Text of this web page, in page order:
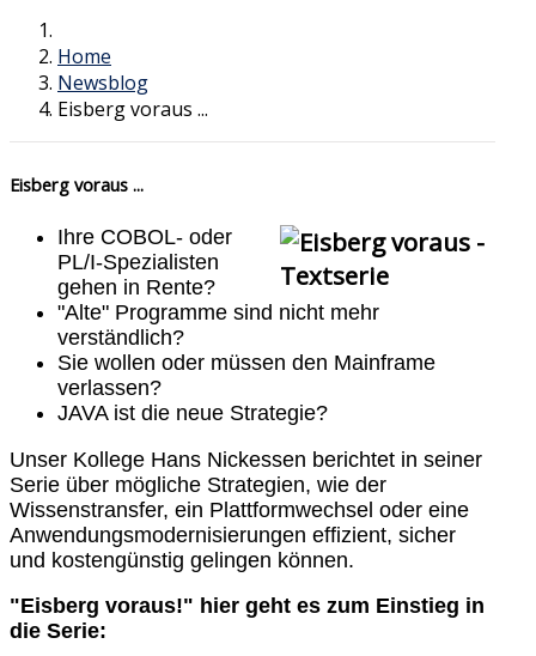
Home
Newsblog
Eisberg voraus ...
Eisberg voraus ...
Ihre COBOL- oder
PL/I-Spezialisten
gehen in Rente?
"Alte" Programme sind nicht mehr
verständlich?
Sie wollen oder müssen den Mainframe
verlassen?
JAVA ist die neue Strategie?
Unser Kollege Hans Nickessen berichtet in seiner
Serie über mögliche Strategien, wie der
Wissenstransfer, ein Plattformwechsel oder eine
Anwendungsmodernisierungen effizient, sicher
und kostengünstig gelingen können.
"Eisberg voraus!" hier geht es zum Einstieg in
die Serie: